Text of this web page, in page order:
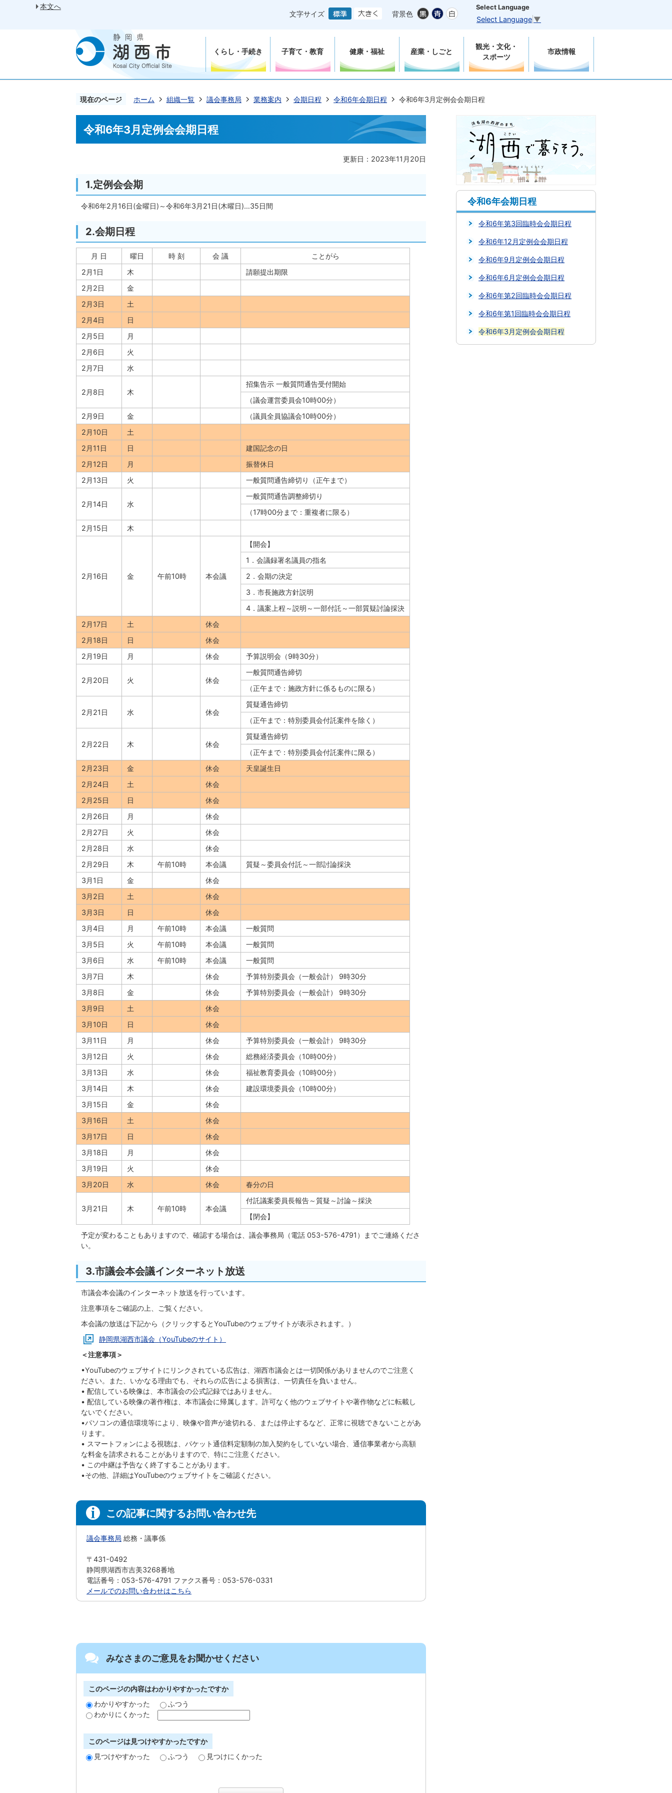
本文へ
文字サイズ
背景色
Select Language
Select Language ▼
くらし・手続き 子育て・教育 健康・福祉 産業・しごと
観光・文化・
スポーツ
市政情報
現在のページ ホーム 組織一覧 議会事務局 業務案内 会期日程 令和6年会期日程 令和6年3月定例会会期日程
令和6年3月定例会会期日程
更新日：2023年11月20日
1.定例会会期
令和6年2月16日(金曜日)～令和6年3月21日(木曜日)…35日間
2.会期日程
月 日 曜日 時 刻 会 議
ことがら
2月1日
木
請願提出期限
2月2日
金
2月3日
土
2月4日
日
2月5日
月
2月6日
火
2月7日
水
2月8日 木
招集告示 一般質問通告受付開始
（議会運営委員会10時00分）
2月9日
金
（議員全員協議会10時00分）
2月10日
土
2月11日
日
建国記念の日
2月12日
月
振替休日
2月13日
火 一般質問通告締切り（正午まで）
2月14日 水
一般質問通告調整締切り
（17時00分まで：重複者に限る）
2月15日
木
2月16日 金 午前10時 本会議
【開会】
1．会議録署名議員の指名
2．会期の決定
3．市長施政方針説明
4．議案上程～説明～一部付託～一部質疑討論採決
2月17日
土
休会
2月18日
日
休会
2月19日
月 休会 予算説明会（9時30分）
2月20日 火 休会
一般質問通告締切
（正午まで：施政方針に係るものに限る）
2月21日 水 休会
質疑通告締切
（正午まで：特別委員会付託案件を除く）
2月22日 木 休会
質疑通告締切
（正午まで：特別委員会付託案件に限る）
2月23日
金 休会
天皇誕生日
2月24日
土
休会
2月25日
日
休会
2月26日
月
休会
2月27日
火
休会
2月28日
水
休会
2月29日
木 午前10時 本会議
質疑～委員会付託～一部討論採決
3月1日
金
休会
3月2日
土
休会
3月3日
日
休会
3月4日
月 午前10時 本会議
一般質問
3月5日
火 午前10時 本会議
一般質問
3月6日
水 午前10時 本会議
一般質問
3月7日
木 休会
予算特別委員会（一般会計） 9時30分
3月8日
金 休会
予算特別委員会（一般会計） 9時30分
3月9日
土
休会
3月10日
日
休会
3月11日
月 休会
予算特別委員会（一般会計） 9時30分
3月12日
火 休会
総務経済委員会（10時00分）
3月13日
水 休会
福祉教育委員会（10時00分）
3月14日
木 休会
建設環境委員会（10時00分）
3月15日
金
休会
3月16日
土
休会
3月17日
日
休会
3月18日
月
休会
3月19日
火
休会
3月20日
水 休会 春分の日
3月21日 木 午前10時 本会議
付託議案委員長報告～質疑～討論～採決
【閉会】
予定が変わることもありますので、確認する場合は、議会事務局（電話 053-576-4791）までご連絡くださ
い。
3.市議会本会議インターネット放送
市議会本会議のインターネット放送を行っています。
注意事項をご確認の上、ご覧ください。
本会議の放送は下記から（クリックするとYouTubeのウェブサイトが表示されます。）
静岡県湖西市議会（YouTubeのサイト）
＜注意事項＞
•YouTubeのウェブサイトにリンクされている広告は、湖西市議会とは一切関係がありませんのでご注意く
ださい。また、いかなる理由でも、それらの広告による損害は、一切責任を負いません。
• 配信している映像は、本市議会の公式記録ではありません。
• 配信している映像の著作権は、本市議会に帰属します。許可なく他のウェブサイトや著作物などに転載し
ないでください。
•パソコンの通信環境等により、映像や音声が途切れる、または停止するなど、正常に視聴できないことがあ
ります。
• スマートフォンによる視聴は、パケット通信料定額制の加入契約をしていない場合、通信事業者から高額
な料金を請求されることがありますので、特にご注意ください。
• この中継は予告なく終了することがあります。
•その他、詳細はYouTubeのウェブサイトをご確認ください。
この記事に関するお問い合わせ先
議会事務局 総務・議事係
〒431-0492
静岡県湖西市吉美3268番地
電話番号：053-576-4791 ファクス番号：053-576-0331
メールでのお問い合わせはこちら
みなさまのご意見をお聞かせください
このページの内容はわかりやすかったですか
わかりやすかった
ふつう
わかりにくかった
このページは見つけやすかったですか
見つけやすかった
ふつう 見つけにくかった
令和6年会期日程
令和6年第3回臨時会会期日程
令和6年12月定例会会期日程
令和6年9月定例会会期日程
令和6年6月定例会会期日程
令和6年第2回臨時会会期日程
令和6年第1回臨時会会期日程
令和6年3月定例会会期日程